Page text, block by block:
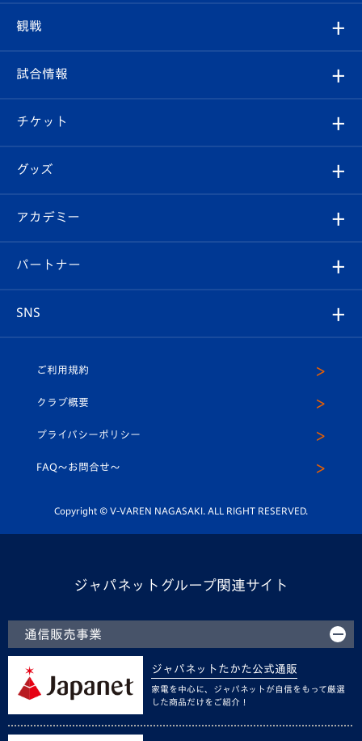
クラブ
試合情報
チケット
イベント
メディア
ホームタウン
クラブ概要
エンブレム紹介
スタッフプロフィール
マスコット紹介
平和祈念活動
ホームタウン活動
観戦
観戦ルール
はじめての観戦ガイド
Revive Team
ヴィヴィくんの長崎おもてなしガイド
試合情報
試合日程/結果
フォトギャラリー
スタジアムグルメ
チケット
チケット
V-LOVERS（ファンクラブ）
プレイヤーズスイート
グッズ
オンラインショップ
店舗情報
アカデミー
育成からのお知らせ
U-18
スクール
パートナー
SNS
ヴィヴィくんインスタグラム
公式LINE＠
ご利用規約
クラブ概要
プライバシーポリシー
FAQ〜お問合せ〜
Copyright © V-VAREN NAGASAKI. ALL RIGHT RESERVED.
ジャパネットグループ関連サイト
通信販売事業
ジャパネットたかた公式通販
家電を中心に、ジャパネットが自信をもって厳選
した商品だけをご紹介！